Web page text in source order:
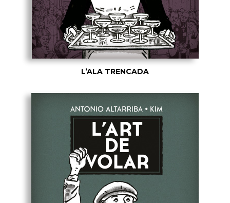
L’ALA TRENCADA